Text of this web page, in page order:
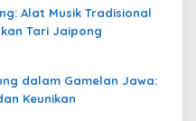
Alat Musik Tradisional
Tari Jaipong
dalam Gamelan Jawa:
Keunikan